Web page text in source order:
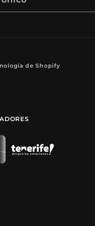
de Shopify